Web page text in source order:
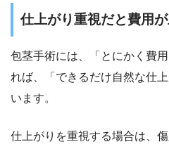
仕上がり重視だと費用
包茎手術には、「とにかく費
れば、「できるだけ自然な仕
います。
仕上がりを重視する場合は、